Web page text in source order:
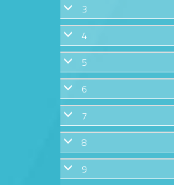
3
4
5
6
7
8
9